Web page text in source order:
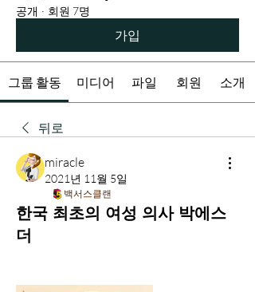
공개 · 회원 7명
가입
그룹 활동 미디어 파일 회원 소개
뒤로
miracle
2021년 11월 5일
백서스클랜
한국 최초의 여성 의사 박에스
더